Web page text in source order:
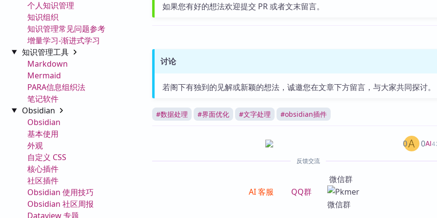
个人知识管理
知识组织
知识管理常见问题参考
增量学习-渐进式学习
知识管理工具
Markdown
Mermaid
PARA信息组织法
笔记软件
Obsidian
Obsidian
基本使用
外观
自定义 CSS
核心插件
社区插件
Obsidian 使用技巧
Obsidian 社区周报
Dataview 专题
如果您有好的想法欢迎提交 PR 或者文末留言。
讨论
若阁下有独到的见解或新颖的想法，诚邀您在文章下方留言，与大家共同探讨。
#数据处理 #界面优化 #文字处理 #obsidian插件
AI
0 0
反馈交流
AI 客服 QQ群
微信群